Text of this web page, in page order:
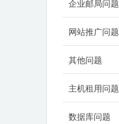
企业邮局问题
网站推广问题
其他问题
主机租用问题
数据库问题